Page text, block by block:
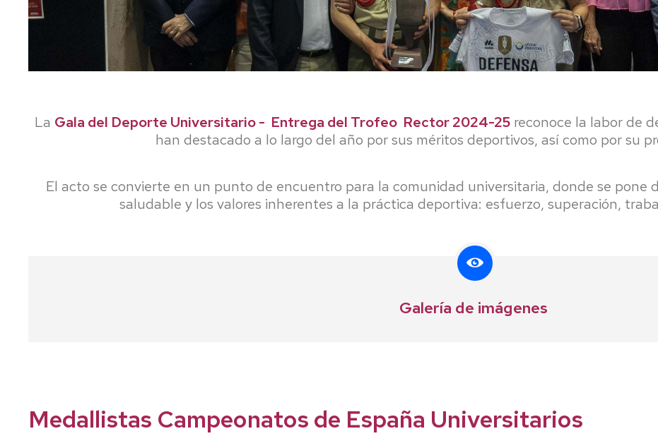
La Gala del Deporte Universitario - Entrega del Trofeo Rector 2024-25 reconoce la labor de
han destacado a lo largo del año por sus méritos deportivos, así como por su
El acto se convierte en un punto de encuentro para la comunidad universitaria, donde se pone
saludable y los valores inherentes a la práctica deportiva: esfuerzo, superación,
Galería de imágenes
Medallistas Campeonatos de España Universitarios